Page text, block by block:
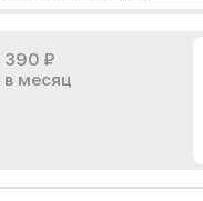
390 ₽
в месяц